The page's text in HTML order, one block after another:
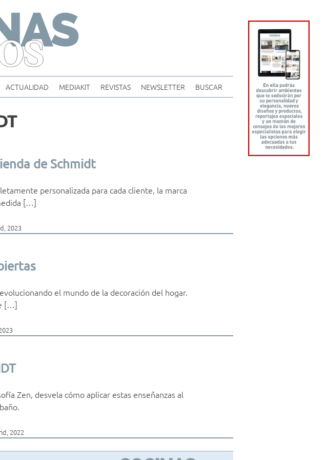
ACTUALIDAD MEDIAKIT REVISTAS NEWSLETTER BUSCAR
de Schmidt
personalizada para cada cliente, la marca
[…]
2023
el mundo de la decoración del hogar.
[…]
Zen, desvela cómo aplicar estas enseñanzas al
2022